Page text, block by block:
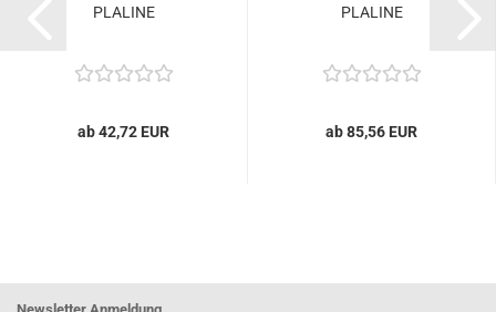
PLALINE
ab 42,72 EUR
PLALINE
ab 85,56 EUR